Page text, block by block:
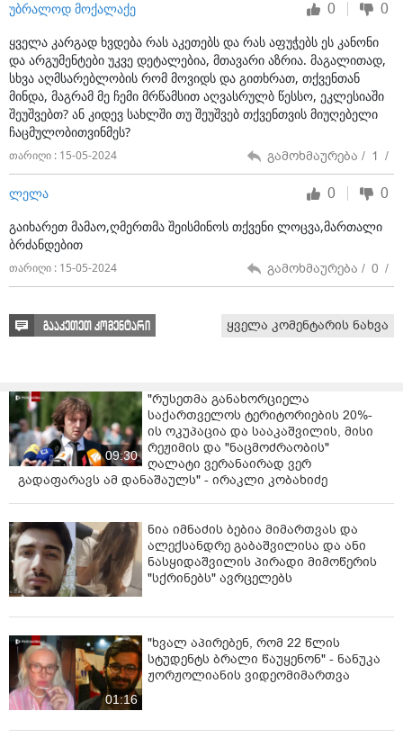
უბრალოდ მოქალაქე 0 0
ყველა კარგად ხვდება რას აკეთებს და რას აფუჭებს ეს კანონი
და არგუმენტები უკვე დეტალებია, მთავარი აზრია. მაგალითად,
სხვა აღმსარებლობის რომ მოვიდს და გითხრათ, თქვენთან
მინდა, მაგრამ მე ჩემი მრწამსით აღვასრულბ წესსო, ეკლესიაში
შეუშვებთ? ან კიდევ სახლში თუ შეუშვებ თქვენთვის მიუღებელი
ჩაცმულობითვინმეს?
თარიღი : 15-05-2024 გამოხმაურება / 1 /
ლელა 0 0
გაიხარეთ მამაო,ღმერთმა შეისმინოს თქვენი ლოცვა,მართალი
ბრძანდებით
თარიღი : 15-05-2024 გამოხმაურება / 0 /
გააკეთეთ კომენტარი ყველა კომენტარის ნახვა
09:30
"რუსეთმა განახორციელა
საქართველოს ტერიტორიების 20%-
ის ოკუპაცია და სააკაშვილის, მისი
რეჟიმის და "ნაცმოძრაობის"
ღალატი ვერანაირად ვერ
გადაფარავს ამ დანაშაულს" - ირაკლი კობახიძე
ნია იმნაძის ბებია მიმართვას და
ალექსანდრე გაბაშვილისა და ანი
ნასყიდაშვილის პირადი მიმოწერის
"სქრინებს" ავრცელებს
01:16
"ხვალ აპირებენ, რომ 22 წლის
სტუდენტს ბრალი წაუყენონ" - ნანუკა
ჟორჟოლიანის ვიდეომიმართვა